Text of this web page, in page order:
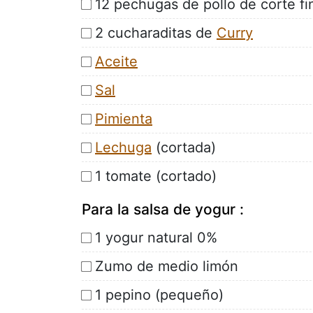
12 pechugas de pollo de corte
2 cucharaditas de Curry
Aceite
Sal
Pimienta
Lechuga (cortada)
1 tomate (cortado)
Para la salsa de yogur :
1 yogur natural 0%
Zumo de medio limón
1 pepino (pequeño)